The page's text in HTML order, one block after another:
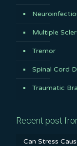
Multiple
Tremor
Spinal Cord
Traumatic
Recent post
Can Stress